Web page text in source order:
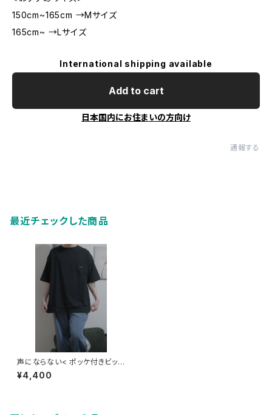
150cm~165cm →Mサイズ
165cm~ →Lサイズ
International shipping available
Add to cart
日本国内にお住まいの方向け
通報する
最近チェックした商品
声にならない< ポッケ付きビッグ
T >
¥4,400